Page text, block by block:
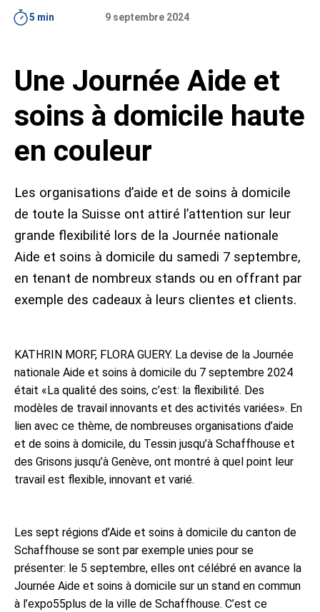
Étude
5 questions
«Aperçu»
Conseil média
Place de marché
Contact Données médiatiques Abonnement
5 min 9 septembre 2024
Une Journée Aide et
soins à domicile haute
en couleur
Les organisations d’aide et de soins à domicile
de toute la Suisse ont attiré l’attention sur leur
grande flexibilité lors de la Journée nationale
Aide et soins à domicile du samedi 7 septembre,
en tenant de nombreux stands ou en offrant par
exemple des cadeaux à leurs clientes et clients.
KATHRIN MORF, FLORA GUERY. La devise de la Journée
nationale Aide et soins à domicile du 7 septembre 2024
était «La qualité des soins, c’est: la flexibilité. Des
modèles de travail innovants et des activités variées». En
lien avec ce thème, de nombreuses organisations d’aide
et de soins à domicile, du Tessin jusqu’à Schaffhouse et
des Grisons jusqu’à Genève, ont montré à quel point leur
travail est flexible, innovant et varié.
Les sept régions d’Aide et soins à domicile du canton de
Schaffhouse se sont par exemple unies pour se
présenter: le 5 septembre, elles ont célébré en avance la
Journée Aide et soins à domicile sur un stand en commun
à l’expo55plus de la ville de Schaffhouse. C’est ce